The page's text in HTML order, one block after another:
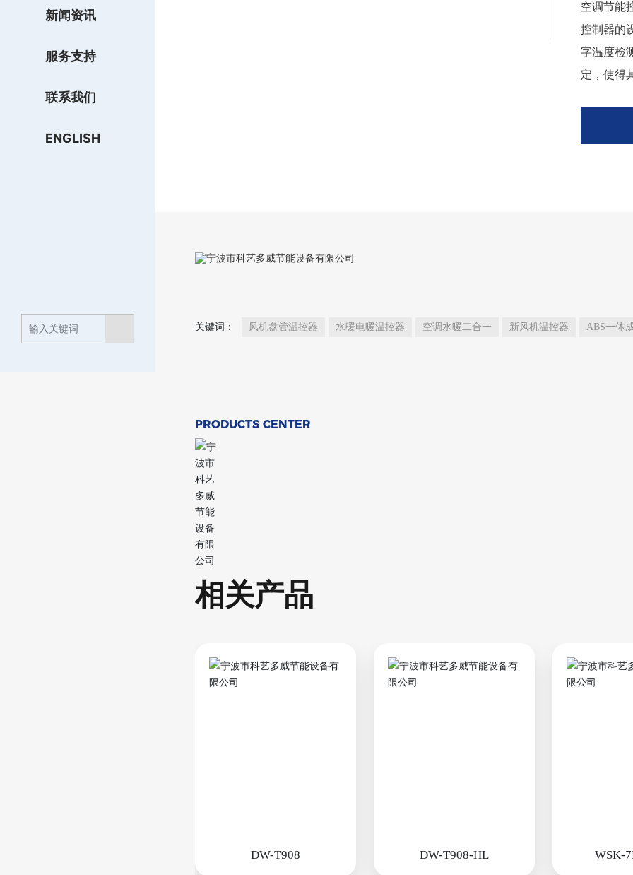
新闻资讯
服务支持
联系我们
ENGLISH
空调节能
控制器的
字温度检
定，使得
能控制器
关键词： 风机盘管温控器 水暖电暖温控器 空调水暖二合一 新风机温控器 ABS一体
PRODUCTS CENTER
相关产品
DW-T908 DW-T908-HL WSK-